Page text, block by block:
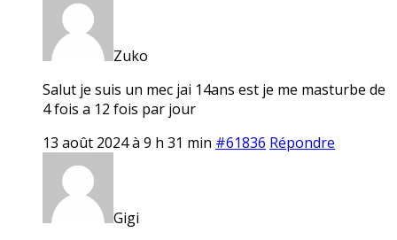
Zuko
Salut je suis un mec jai 14ans est je me masturbe de
4 fois a 12 fois par jour
13 août 2024 à 9 h 31 min #61836 Répondre
Gigi